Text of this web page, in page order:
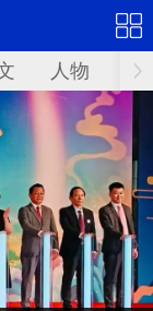
人物 华